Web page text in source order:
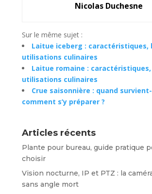
Nicolas Duchesne
Sur le même sujet :
Laitue iceberg :
utilisations culinaires
Laitue romaine :
utilisations culinaires
Crue saisonnière : quand
comment s’y préparer ?
Articles récents
Plante pour bureau, guide pratique
choisir
Vision nocturne, IP et PTZ : la
sans angle mort